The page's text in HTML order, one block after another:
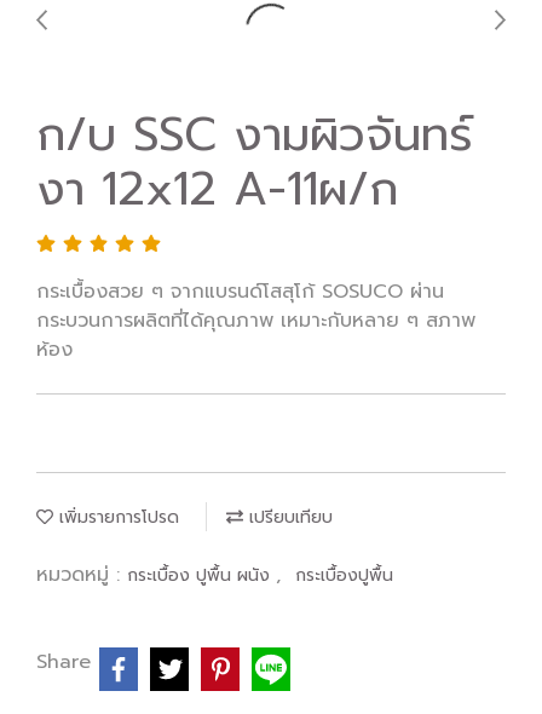
ก/บ SSC งามผิวจันทร์
งา 12x12 A-11ผ/ก
กระเบื้องสวย ๆ จากแบรนด์โสสุโก้ SOSUCO ผ่าน
กระบวนการผลิตที่ได้คุณภาพ เหมาะกับหลาย ๆ สภาพ
ห้อง
เพิ่มรายการโปรด เปรียบเทียบ
หมวดหมู่ : กระเบื้อง ปูพื้น ผนัง , กระเบื้องปูพื้น
Share